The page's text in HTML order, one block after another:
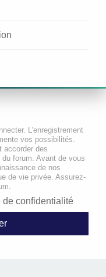
L’enregistrement
vos possibilités.
accorder des
forum. Avant de vous
de nos
de vie privée. Assurez-
de confidentialité